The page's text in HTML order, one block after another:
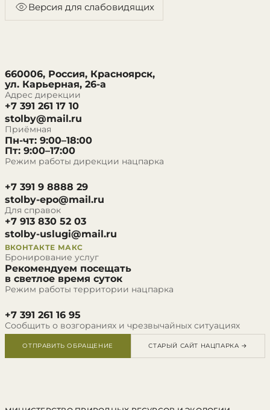
Версия для слабовидящих
660006, Россия, Красноярск,
ул. Карьерная, 26-а
Адрес дирекции
+7 391 261 17 10
stolby@mail.ru
Приёмная
Пн-чт: 9:00–18:00
Пт: 9:00–17:00
Режим работы дирекции нацпарка
+7 391 9 8888 29
stolby-epo@mail.ru
Для справок
+7 913 830 52 03
stolby-uslugi@mail.ru
ВКОНТАКТЕ МАКС
Бронирование услуг
Рекомендуем посещать
в светлое время суток
Режим работы территории нацпарка
+7 391 261 16 95
Сообщить о возгораниях и чрезвычайных ситуациях
ОТПРАВИТЬ ОБРАЩЕНИЕ СТАРЫЙ САЙТ НАЦПАРКА →